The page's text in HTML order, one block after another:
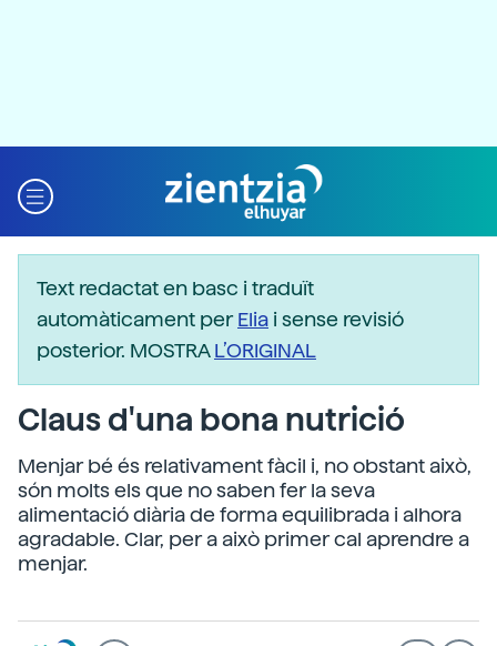
Text redactat en basc i traduït
automàticament perElia i sense revisió
posterior. MOSTRAL’ORIGINAL
Claus d'una bona nutrició
Menjar bé és relativament fàcil i, no obstant això,
són molts els que no saben fer la seva
alimentació diària de forma equilibrada i alhora
agradable. Clar, per a això primer cal aprendre a
menjar.